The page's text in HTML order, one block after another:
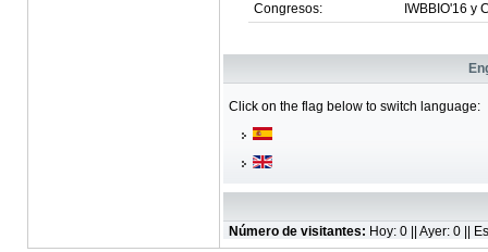
Congresos:
IWBBIO'16 y
Click on the flag below to switch language:
Número de visitantes: Hoy: 0 || Ayer: 0 ||